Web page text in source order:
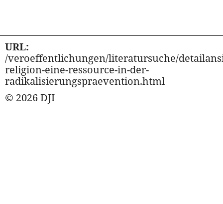
URL:
/veroeffentlichungen/literatursuche/
religion-eine-ressource-in-der-
radikalisierungspraevention.html
© 2026 DJI